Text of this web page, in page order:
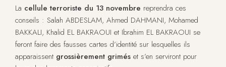
La cellule terroriste du 13 novembre reprendra ces
conseils : Salah ABDESLAM, Ahmed DAHMANI, Mohamed
BAKKALI, Khalid EL BAKRAOUI et Ibrahim EL BAKRAOUI se
feront faire des fausses cartes d’identité sur lesquelles ils
apparaissent grossièrement grimés et s’en serviront pour